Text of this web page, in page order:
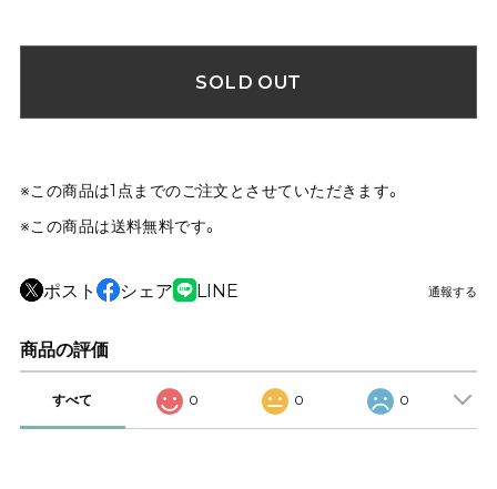
SOLD OUT
※この商品は1点までのご注文とさせていただきます。
※この商品は送料無料です。
ポスト シェア LINE 通報する
商品の評価
すべて 0 0 0